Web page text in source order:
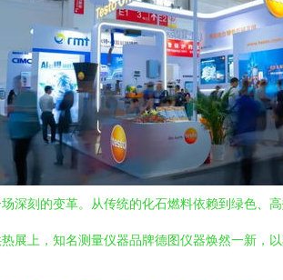
深刻的变革。从传统的化石燃料依赖到绿色、
展上，知名测量仪器品牌德图仪器焕然一新，